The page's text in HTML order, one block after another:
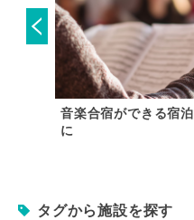
音楽合宿ができる宿
に
タグから施設を探す